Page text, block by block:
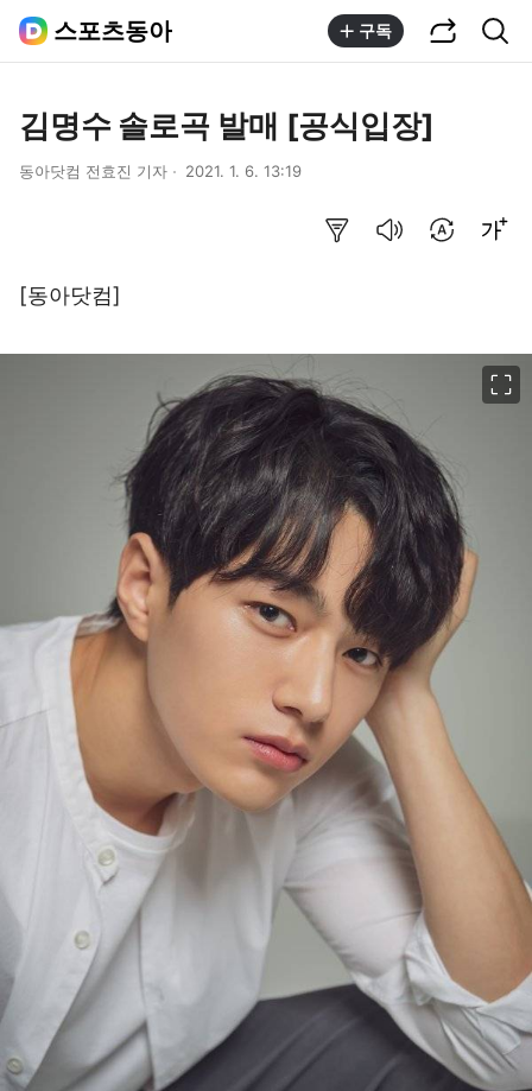
스포츠동아 구독
김명수 솔로곡 발매 [공식입장]
동아닷컴 전효진 기자 2021. 1. 6. 13:19
[동아닷컴]